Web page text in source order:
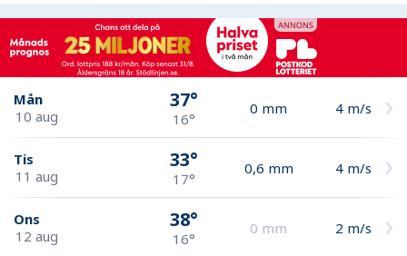
Mån
10 aug
37°
16°
0 mm 4 m/s
Tis
11 aug
33°
17°
0,6 mm 4 m/s
Ons
12 aug
38°
16°
0 mm 2 m/s